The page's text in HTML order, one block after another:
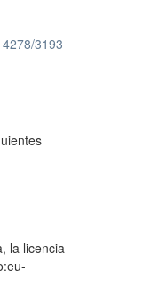
3193
la licencia